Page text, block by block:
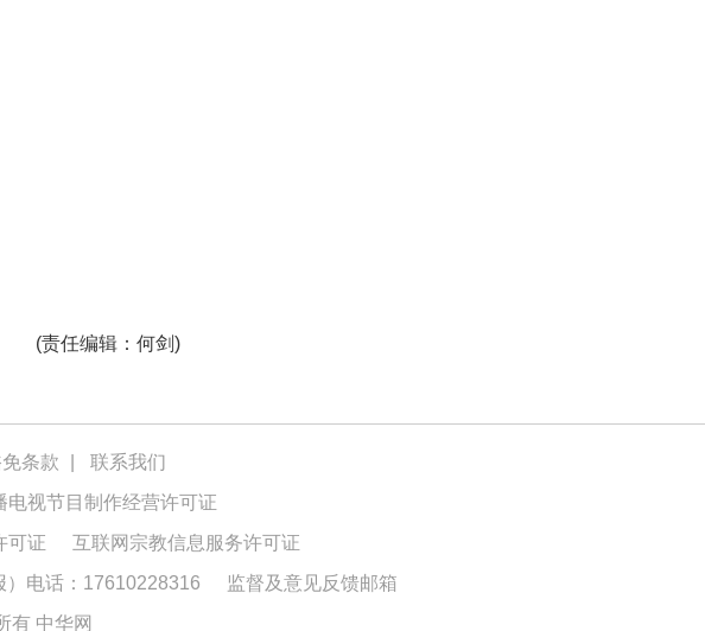
(责任编辑 ：何剑)
条款
联系我们
电视节目制作经营许可证
可证
互联网宗教信息服务许可证
电话：17610228316
监督及意见反馈邮箱
有 中华网